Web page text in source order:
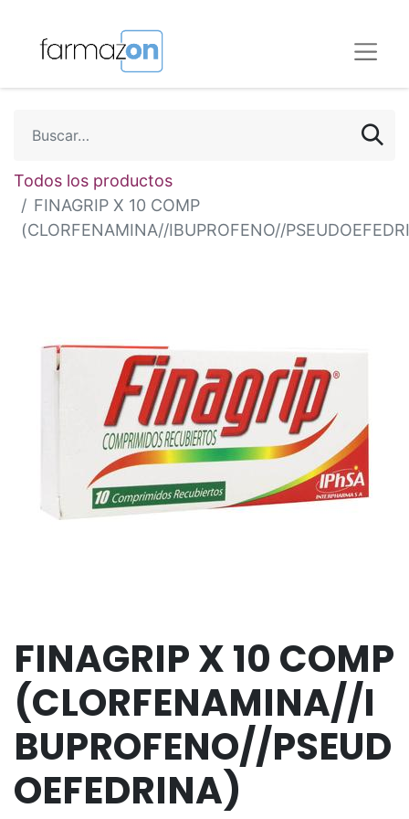
Todos los productos
FINAGRIP X 10 COMP
(CLORFENAMINA//IBUPROFENO//
FINAGRIP X 10 COMP
(CLORFENAMINA//I
BUPROFENO//PSEUD
OEFEDRINA)